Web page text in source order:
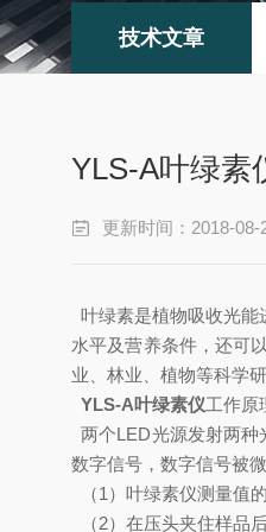
技术文章
YLS-A叶绿素
更新时间：2018-08-
叶绿素是植物吸收光
水平及营养条件，还可
业、林业、植物等科学
YLS-A叶绿素仪工作原
两个LED光源发射两
数字信号，数字信号被
（1）叶绿素仪测量值
（2）在压头夹住样品